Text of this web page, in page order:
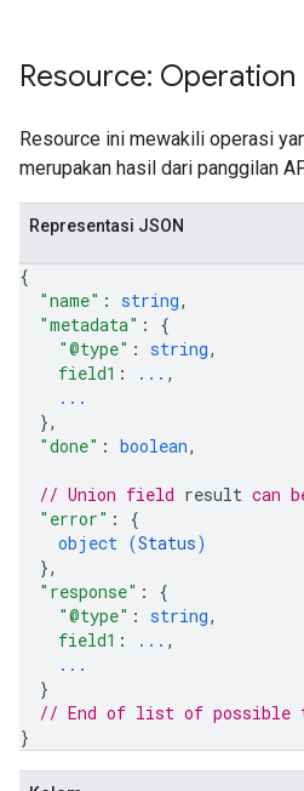
Resource: Operation
Resource ini mewakili operasi
merupakan hasil dari panggilan
Representasi JSON
{
"name" : string,
"metadata" : {
"@type" : string,
field1 : ... ,
...
},
"done" : boolean,
// Union field result can
"error" : {
object (Status)
},
"response" : {
"@type" : string,
field1 : ... ,
...
}
// End of list of possible
}